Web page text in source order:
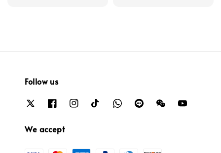
Follow us
We accept